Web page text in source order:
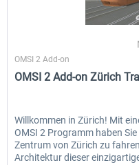
OMSI 2 Add-on
OMSI 2 Add-on Zürich
Willkommen in Zürich! Mit
OMSI 2 Programm haben
Zentrum von Zürich zu
Architektur dieser